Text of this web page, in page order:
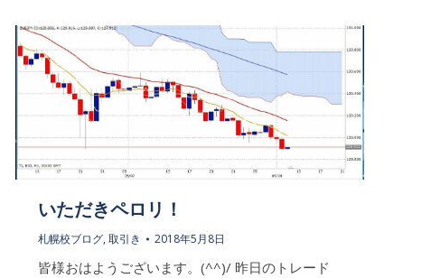
いただきペロリ！
札幌校ブログ, 取引き 2018年5月8日
皆様おはようございます。(^^)/ 昨日のトレード